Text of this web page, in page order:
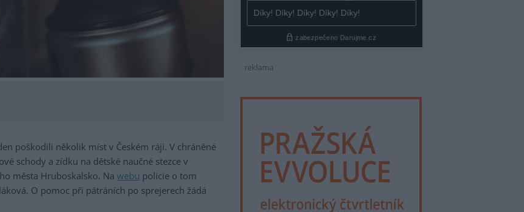
poškodili několik míst v Českém ráji. V chráněné
schody a zídku na dětské naučné stezce v
města Hruboskalsko. Na webu policie o tom
O pomoc při pátráních po sprejerech žádá
reklama